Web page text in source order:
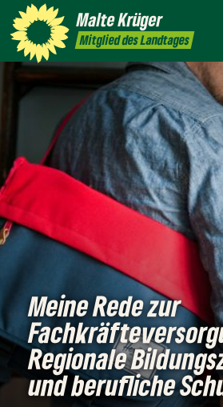
MalteKrüger
Mitglied des Landtages
Termine Kontakt
mich
Meine Rede zur
Regionale
und berufliche